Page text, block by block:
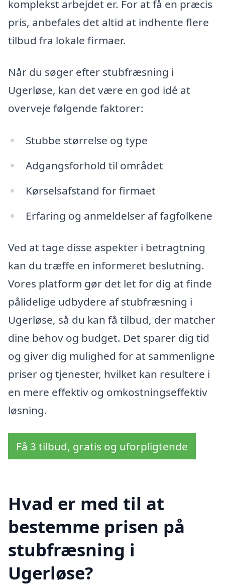
komplekst arbejdet er. For at få en præcis
pris, anbefales det altid at indhente flere
tilbud fra lokale firmaer.
Når du søger efter stubfræsning i
Ugerløse, kan det være en god idé at
overveje følgende faktorer:
Stubbe størrelse og type
Adgangsforhold til området
Kørselsafstand for firmaet
Erfaring og anmeldelser af fagfolkene
Ved at tage disse aspekter i betragtning
kan du træffe en informeret beslutning.
Vores platform gør det let for dig at finde
pålidelige udbydere af stubfræsning i
Ugerløse, så du kan få tilbud, der matcher
dine behov og budget. Det sparer dig tid
og giver dig mulighed for at sammenligne
priser og tjenester, hvilket kan resultere i
en mere effektiv og omkostningseffektiv
løsning.
Få 3 tilbud, gratis og uforpligtende
Hvad er med til at
bestemme prisen på
stubfræsning i
Ugerløse?